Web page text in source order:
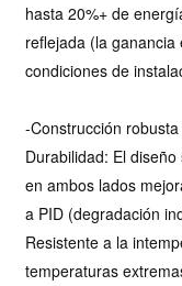
hasta20%+ de
reflejada (la
condiciones de
-Construcción
Durabilidad: El
en ambos lados
a PID (degradación
Resistente a la
temperaturas